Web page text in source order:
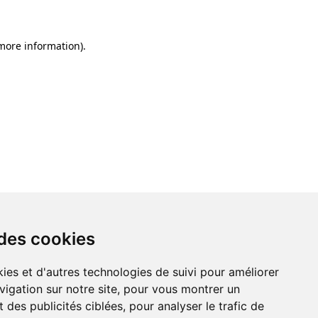
cookies
et d'autres technologies de suivi pour améliorer
sur notre site, pour vous montrer un
des publicités ciblées, pour analyser le trafic de
information).